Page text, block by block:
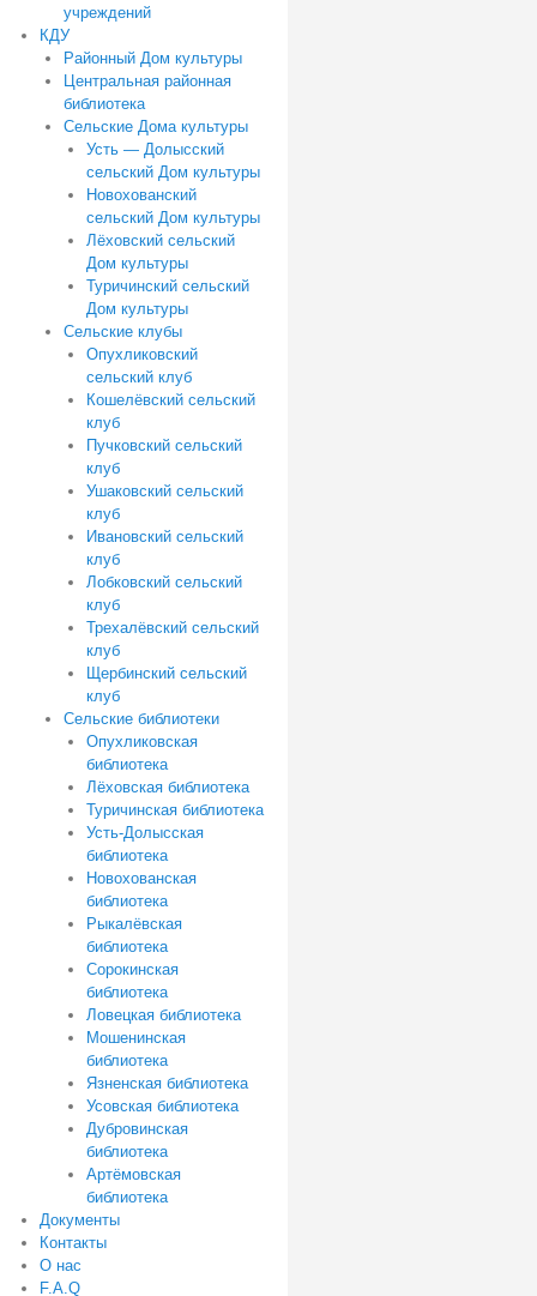
учреждений
КДУ
Районный Дом культуры
Центральная районная
библиотека
Сельские Дома культуры
Усть — Долысский
сельский Дом культуры
Новохованский
сельский Дом культуры
Лёховский сельский
Дом культуры
Туричинский сельский
Дом культуры
Сельские клубы
Опухликовский
сельский клуб
Кошелёвский сельский
клуб
Пучковский сельский
клуб
Ушаковский сельский
клуб
Ивановский сельский
клуб
Лобковский сельский
клуб
Трехалёвский сельский
клуб
Щербинский сельский
клуб
Сельские библиотеки
Опухликовская
библиотека
Лёховская библиотека
Туричинская библиотека
Усть-Долысская
библиотека
Новохованская
библиотека
Рыкалёвская
библиотека
Сорокинская
библиотека
Ловецкая библиотека
Мошенинская
библиотека
Язненская библиотека
Усовская библиотека
Дубровинская
библиотека
Артёмовская
библиотека
Документы
Контакты
О нас
F.A.Q